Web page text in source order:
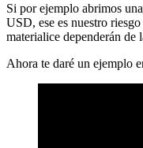
Si por ejemplo abrimos
USD, ese es nuestro
materialice dependerán de
Ahora te daré un ejemplo